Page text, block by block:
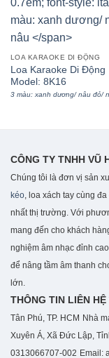
LOA KARAOKE DI ĐỘNG
Loa Karaoke Di Động
Model: 8K16
3 màu: xanh dương/ nâu đỏ/
CÔNG TY TNHH VŨ
Chúng tôi là đơn vị sản
kéo, loa xách tay cùng đa
nhất thị trường. Với
mang đến cho khách
nghiệm âm nhạc đỉnh
để nâng tầm âm thanh
lớn.
THÔNG TIN LIÊN HỆ
Tân Phú, TP. HCM Nhà
Xuyên Á, Xã Đức Lập,
0313066707-002 Email: